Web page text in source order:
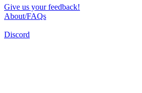
Give us your feedback!
About/FAQs
Discord